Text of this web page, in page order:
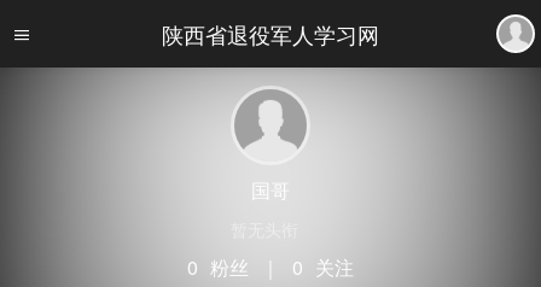
陕西省退役军人学习网
国哥
0 粉丝 0 关注